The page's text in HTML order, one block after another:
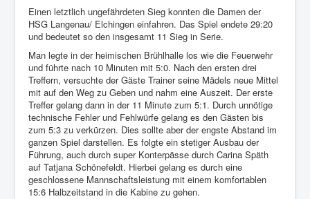
Einen letztlich ungefährdeten Sieg konnten die Damen der
HSG Langenau/ Elchingen einfahren. Das Spiel endete 29:20
und bedeutet so den insgesamt 11 Sieg in Serie.
Man legte in der heimischen Brühlhalle los wie die Feuerwehr
und führte nach 10 Minuten mit 5:0. Nach den ersten drei
Treffern, versuchte der Gäste Trainer seine Mädels neue Mittel
mit auf den Weg zu Geben und nahm eine Auszeit. Der erste
Treffer gelang dann in der 11 Minute zum 5:1. Durch unnötige
technische Fehler und Fehlwürfe gelang es den Gästen bis
zum 5:3 zu verkürzen. Dies sollte aber der engste Abstand im
ganzen Spiel darstellen. Es folgte ein stetiger Ausbau der
Führung, auch durch super Konterpässe durch Carina Späth
auf Tatjana Schönefeldt. Hierbei gelang es durch eine
geschlossene Mannschaftsleistung mit einem komfortablen
15:6 Halbzeitstand in die Kabine zu gehen.